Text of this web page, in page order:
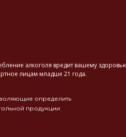
алкоголя вредит вашему
лицам младше 21 года.
определить
продукции